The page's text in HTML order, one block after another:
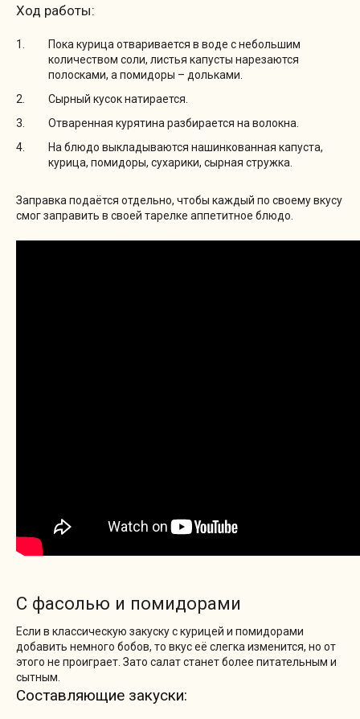
Ход работы:
Пока курица отваривается в воде с небольшим
количеством соли, листья капусты нарезаются
полосками, а помидоры – дольками.
Сырный кусок натирается.
Отваренная курятина разбирается на волокна.
На блюдо выкладываются нашинкованная капуста,
курица, помидоры, сухарики, сырная стружка.
Заправка подаётся отдельно, чтобы каждый по своему вкусу
смог заправить в своей тарелке аппетитное блюдо.
С фасолью и помидорами
Если в классическую закуску с курицей и помидорами
добавить немного бобов, то вкус её слегка изменится, но от
этого не проиграет. Зато салат станет более питательным и
сытным.
Составляющие закуски: